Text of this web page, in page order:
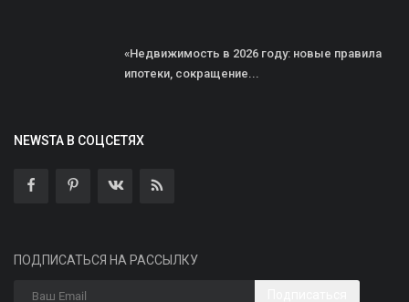
«Недвижимость в 2026 году: новые правила
ипотеки, сокращение...
NEWSTA В СОЦСЕТЯХ
ПОДПИСАТЬСЯ НА РАССЫЛКУ